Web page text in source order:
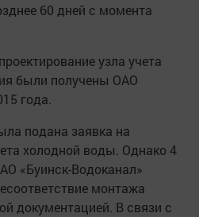
60 дней с момента
узла учета
были получены ОАО
года.
подана заявка на
холодной воды. Однако 4
«Буинск-Водоканал»
монтажа
документацией. В связи с